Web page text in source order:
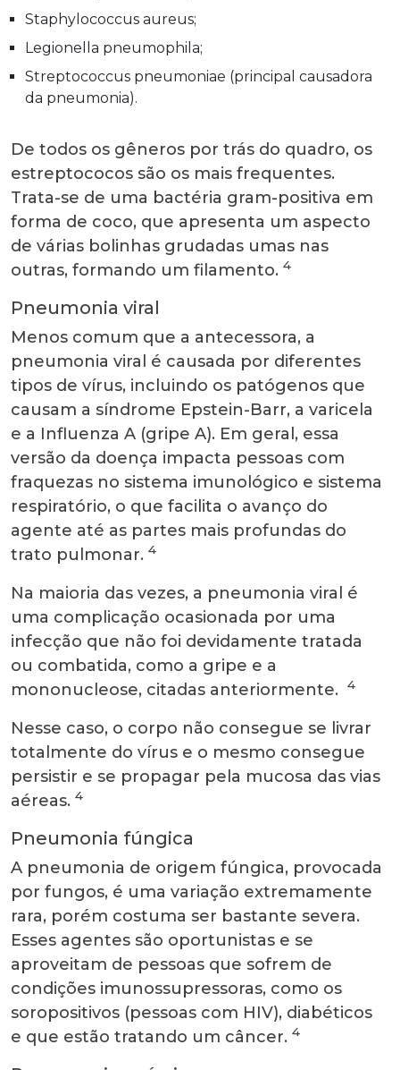
Staphylococcus aureus;
Legionella pneumophila;
Streptococcus pneumoniae (principal causadora
da pneumonia).
De todos os gêneros por trás do quadro, os
estreptococos são os mais frequentes.
Trata-se de uma bactéria gram-positiva em
forma de coco, que apresenta um aspecto
de várias bolinhas grudadas umas nas
outras, formando um filamento. 4
Pneumonia viral
Menos comum que a antecessora, a
pneumonia viral é causada por diferentes
tipos de vírus, incluindo os patógenos que
causam a síndrome Epstein-Barr, a varicela
e a Influenza A (gripe A). Em geral, essa
versão da doença impacta pessoas com
fraquezas no sistema imunológico e sistema
respiratório, o que facilita o avanço do
agente até as partes mais profundas do
trato pulmonar. 4
Na maioria das vezes, a pneumonia viral é
uma complicação ocasionada por uma
infecção que não foi devidamente tratada
ou combatida, como a gripe e a
mononucleose, citadas anteriormente.
4
Nesse caso, o corpo não consegue se livrar
totalmente do vírus e o mesmo consegue
persistir e se propagar pela mucosa das vias
aéreas. 4
Pneumonia fúngica
A pneumonia de origem fúngica, provocada
por fungos, é uma variação extremamente
rara, porém costuma ser bastante severa.
Esses agentes são oportunistas e se
aproveitam de pessoas que sofrem de
condições imunossupressoras, como os
soropositivos (pessoas com HIV), diabéticos
e que estão tratando um câncer. 4